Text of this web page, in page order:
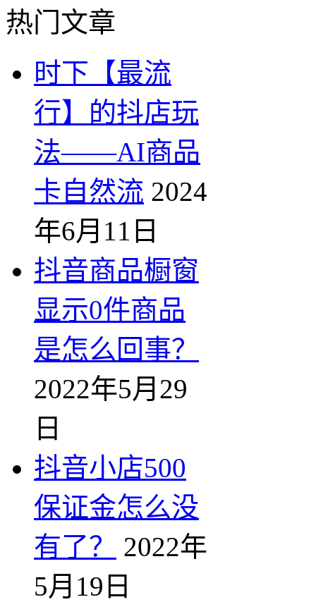
热门文章
时下【最流
行】的抖店玩
法——AI商品
卡自然流 2024
年6月11日
抖音商品橱窗
显示0件商品
是怎么回事？
2022年5月29
日
抖音小店500
保证金怎么没
有了？
2022年
5月19日